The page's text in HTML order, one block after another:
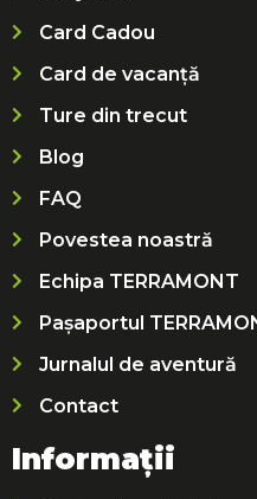
Card Cadou
Card de vacanță
Ture din trecut
Blog
FAQ
Povestea noastră
Echipa TERRAMONT
Pașaportul
Jurnalul de aventură
Contact
Informații